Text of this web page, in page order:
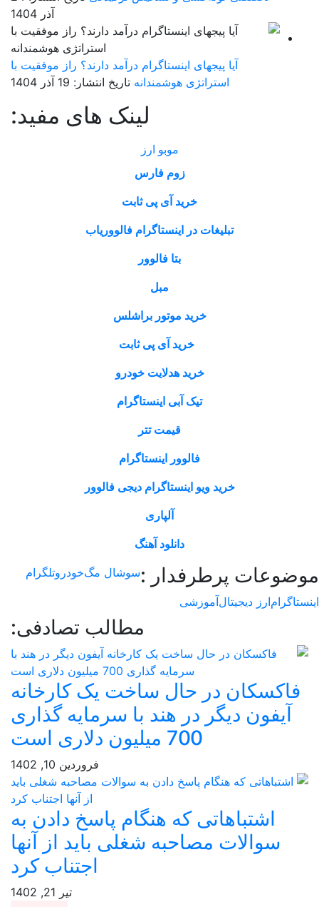
آیا پیجهای اینستاگرام درآمد دارند؟ راز موفقیت با
استراتژی هوشمندانه تاریخ انتشار: 19 آذر 1404
لینک های مفید:
زوم فارس
خرید آی پی ثابت
تبلیغات در اینستاگرام فالووریاب
خرید موتور براشلس
خرید آی پی ثابت
خرید هدلایت خودرو
تیک آبی اینستاگرام
فالوور اینستاگرام
خرید ویو اینستاگرام دیجی فالوور
دانلود آهنگ
پرطرفدار : سوشال مگخودرو تلگرام
ارز دیجیتالآموزشی
مطالب تصادفی:
در حال ساخت یک کارخانه
دیگر در هند با سرمایه گذاری
که هنگام پاسخ دادن به
مصاحبه شغلی باید از آنها
اجتناب کرد